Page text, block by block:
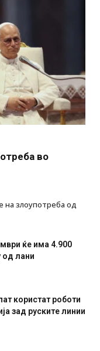
во
на злоупотреба од
ќе има 4.900
од лани
користат роботи
зад руските линии